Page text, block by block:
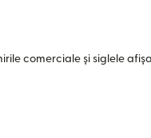
comerciale și siglele